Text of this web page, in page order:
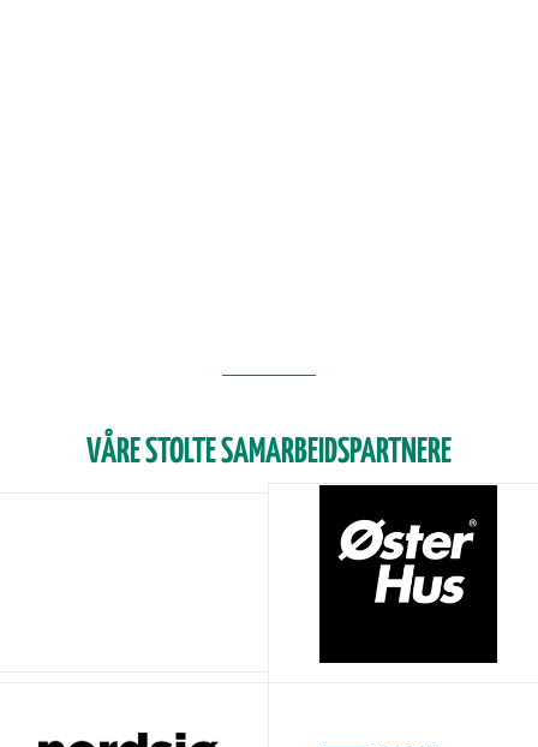
VÅRE STOLTE SAMARBEIDSPARTNERE